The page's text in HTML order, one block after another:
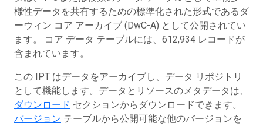
様性データを共有するための標準化された形式であるダ
ーウィン コア アーカイブ (DwC-A) として公開されてい
ます。 コア データ テーブルには、612,934 レコードが
含まれています。
この IPT はデータをアーカイブし、データ リポジトリ
として機能します。データとリソースのメタデータは、
ダウンロード セクションからダウンロードできます。
バージョン テーブルから公開可能な他のバージョンを